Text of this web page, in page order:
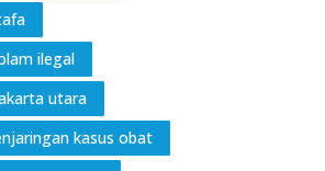
ilegal
utara
kasus obat